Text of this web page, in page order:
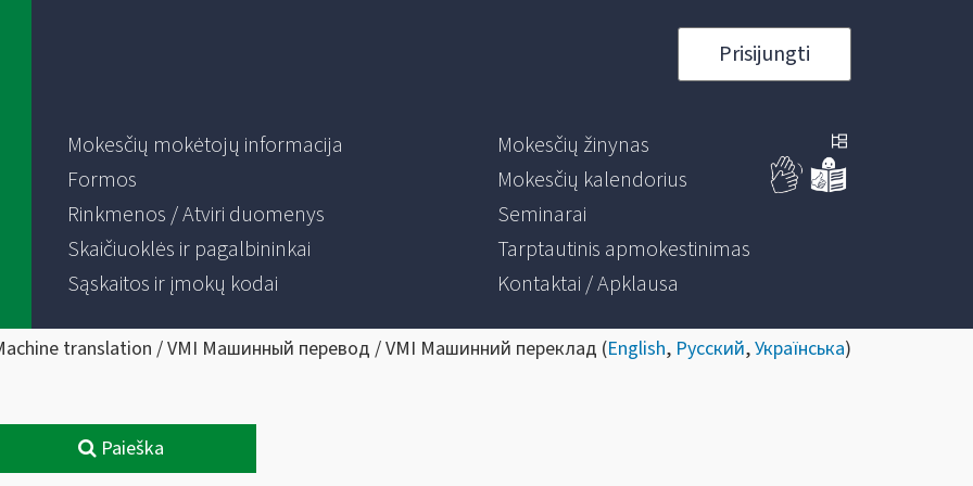
Prisijungti
Mokesčių mokėtojų informacija
Formos
Rinkmenos / Atviri duomenys
Skaičiuoklės ir pagalbininkai
Sąskaitos ir įmokų kodai
Mokesčių žinynas
Mokesčių kalendorius
Seminarai
Tarptautinis apmokestinimas
Kontaktai / Apklausa
translation / VMI Машинный перевод / VMI Машинний переклад (English, Русский,Українська)
Paieška